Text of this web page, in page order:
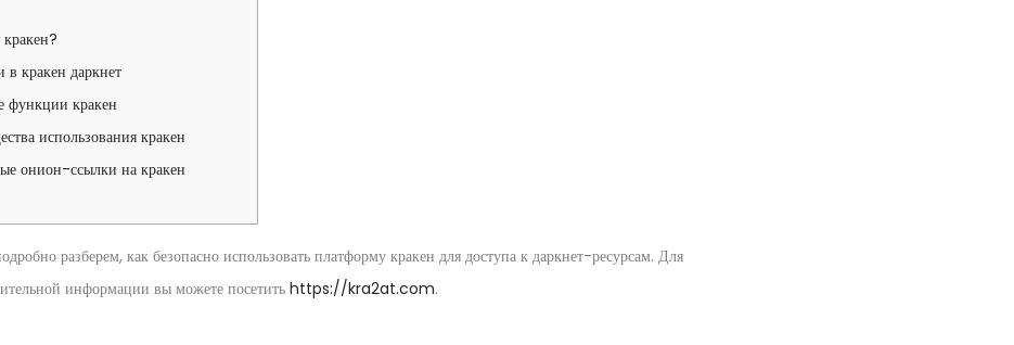
кракен?
в кракен даркнет
функции кракен
использования кракен
онион-ссылки на кракен
разберем, как безопасно использовать платформу кракен для доступа к даркнет-ресурсам. Для
информации вы можете посетить https://kra2at.com.